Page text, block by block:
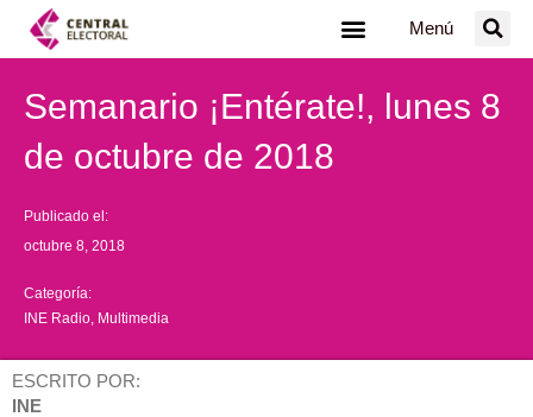
Menú
Semanario ¡Entérate!, lunes 8
de octubre de 2018
Publicado el:
octubre 8, 2018
Categoría:
INE Radio Multimedia
ESCRITO POR:
INE